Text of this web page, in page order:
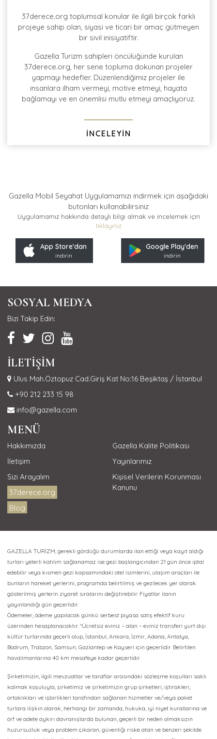
37derece.org toplumsal konular ile ilgili birçok farklı
projeye sahip olan, siyasi ve ticari bir amaç gütmeyen
bir sivil inisiyatiftir.
Gazella Turizm sahipleri öncülüğünde kurulan
37derece.org, her sene topluma dokunan projeler
yapmayı hedefler. Düzenlendiğimiz projeler ile
insanlara ilham vermeyi, motive etmeyi, hayata
bağlamayı ve en önemlisi mutlu etmeyi amaçlıyoruz.
İNCELEYİN
Gazella Mobil Seyahat Uygulamamızı indirmek için aşağıdaki
butonları kullanabilirsiniz
Uygulamamız hakkında detaylı bilgi almak ve incelemek için
tıklayınız
App Store'dan
indirin
Google Play'den
indirin
SOSYAL MEDYA
Bizi Takip Edin:
İLETİŞİM
Ulus Mah.Öztopuz Cad.Giriş Kat No:16 Beşiktaş / İstanbul
+90 212 233 15 98
info@gazella.com
MENÜ
Hakkımızda
İletişim
Sizi Arayalım
37derece.org
Blog
Gazella Kalite Politikası
Yayınlarımız
Kişisel Verilerin Korunması
Kanunu
GAZELLA TURİZM, gerekli gördüğü durumlarda ilan ettiği veya kayıt aldığı
turları yeterli katılım sağlanamaz ise gezi başlangıcından 21 gün önce iptal
edebilir veya kısmen gezi kapsamındaki otel isimlerini, ulaşım araçları ile
bunların hareket yerlerini, programda belirtilmiş ve gezilecek yer olarak
gösterilmiş yerlerin ziyaret sıralarını değiştirebilir. Fiyatlar ilanın
yayınlandığı gün geçerlidir.
Ödemeler, ödeme yapılacak günkü serbest piyasa satış efektif kuru
üzerinden hesaplanacaktır. *Ücretsiz eviniz – alan – eviniz transferi yurt dışı
kültür turlarında geçerli olup, İstanbul, Ankara, İzmir, Adana, Antalya,
Bodrum, Trabzon, Samsun, Gaziantep ve Kayseri için geçerlidir. Belirtilen
havalimanlarına 40 km mesafeye kadar geçerlidir.
Şirketimizin, ilgili mevzuatlar ve taraflar arasındaki sözleşme koşulları saklı
kalmak koşuluyla, şirketimiz ve şirketimizin grup şirketleri, iştirakleri,
ortaklıkları ve işbirlikleri tarafından sağlanan hizmetler ve/veya paket
turlara ilişkin olarak, herhangi bir zamanda, hukuka, iyi niyet kurallarına ve
örf ve adete aykırı davranışlarda bulunan, geçerli bir neden olmaksızın
huzursuzluk veya problem çıkaran, güvenliği riske atan ve benzeri şekilde